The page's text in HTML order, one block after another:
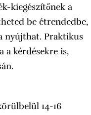
kiegészítőnek a
be étrendedbe,
nyújthat. Praktikus
a kérdésekre is,
14-16